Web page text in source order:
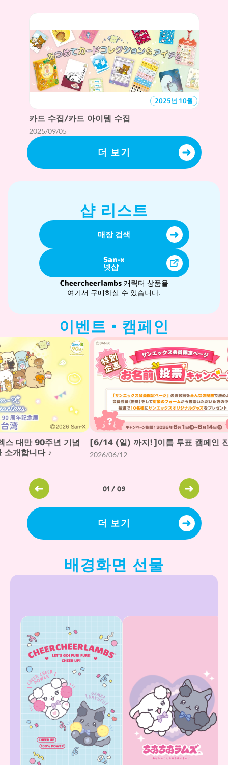
2025년 10월
카드 수집/카드 아이템 수집
2025/09/05
더 보기
샵 리스트
매장 검색
San-x
넷샵
Cheercheerlambs캐릭터 상품을
여기서 구매하실 수 있습니다.
이벤트・캠페인
대만 90주년 기념
소개합니다 ♪
[6/14 (일) 까지!]이름 투표 캠페인
2026/06/12
01 /09
더 보기
배경화면 선물